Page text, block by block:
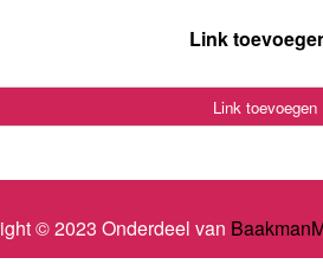
Link
Link toevoegen
© 2023 Onderdeel van